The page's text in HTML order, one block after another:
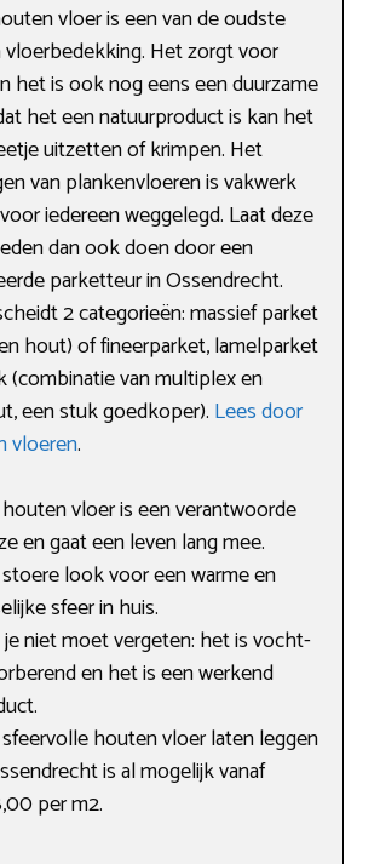
vloer is een van de oudste
vloerbedekking. Het zorgt voor
het is ook nog eens een duurzame
het een natuurproduct is kan het
uitzetten of krimpen. Het
van plankenvloeren is vakwerk
iedereen weggelegd. Laat deze
dan ook doen door een
parketteur in Ossendrecht.
2 categorieën: massief parket
hout) of fineerparket, lamelparket
(combinatie van multiplex en
een stuk goedkoper). Lees door
vloeren.
vloer is een verantwoorde
en gaat een leven lang mee.
look voor een warme en
sfeer in huis.
niet moet vergeten: het is vocht-
en het is een werkend
houten vloer laten leggen
is al mogelijk vanaf
per m2.